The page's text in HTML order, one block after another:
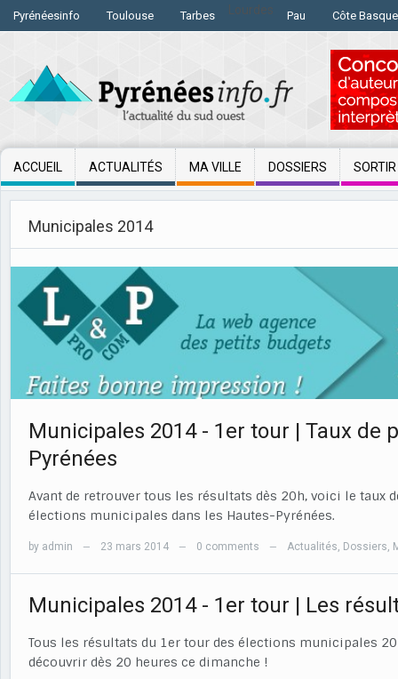
Pyrénéesinfo Toulouse Tarbes Lourdes Pau Côte Basque
ACCUEIL ACTUALITÉS MA VILLE DOSSIERS SORTIR
Municipales 2014
Municipales 2014 - 1er tour | Taux de
Pyrénées
Avant de retrouver tous les résultats dès 20h, voici le taux
élections municipales dans les Hautes-Pyrénées.
by admin — 23 mars 2014 — 0 comments — Actualités, Dossiers,
Municipales 2014 - 1er tour | Les
Tous les résultats du 1er tour des élections municipales
découvrir dès 20 heures ce dimanche !